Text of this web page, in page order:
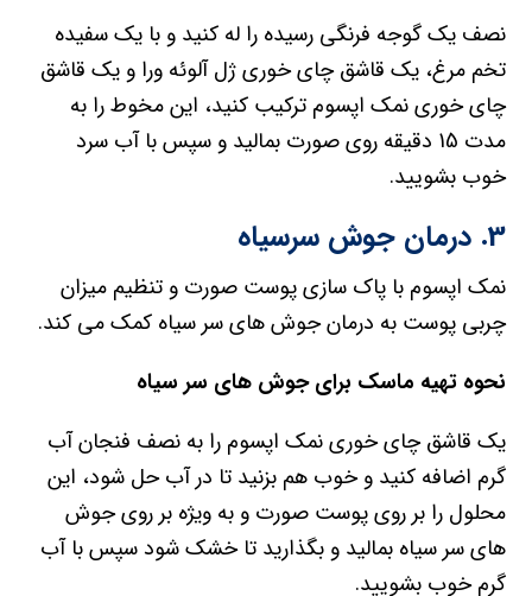
نصف یک گوجه فرنگی رسیده را له کنید و با یک سفیده
تخم مرغ، یک قاشق چای خوری ژل آلوئه ورا و یک قاشق
چای خوری نمک اپسوم ترکیب کنید، این مخوط را به
مدت 15 دقیقه روی صورت بمالید و سپس با آب سرد
خوب بشویید.
3. درمان جوش سرسیاه
نمک اپسوم با پاک سازی پوست صورت و تنظیم میزان
چربی پوست به درمان جوش های سر سیاه کمک می کند.
نحوه تهیه ماسک برای جوش های سر سیاه
یک قاشق چای خوری نمک اپسوم را به نصف فنجان آب
گرم اضافه کنید و خوب هم بزنید تا در آب حل شود، این
محلول را بر روی پوست صورت و به ویژه بر روی جوش
های سر سیاه بمالید و بگذارید تا خشک شود سپس با آب
گرم خوب بشویید.